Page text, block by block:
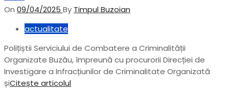
On 09/04/2025 By Timpul Buzoian
actualitate
Polițiștii Serviciului de Combatere a Criminalității
Organizate Buzău, împreună cu procurorii Direcției de
Investigare a Infracțiunilor de Criminalitate Organizată
șiCitește articolul